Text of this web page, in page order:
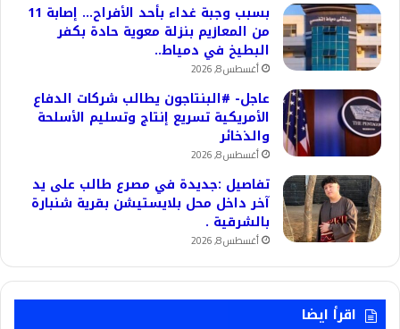
بسبب وجبة غداء بأحد الأفراح… إصابة 11
من المعازيم بنزلة معوية حادة بكفر
البطيخ في دمياط..
أغسطس 8, 2026
عاجل- #البنتاجون يطالب شركات الدفاع
الأمريكية تسريع إنتاج وتسليم الأسلحة
والذخائر
أغسطس 8, 2026
تفاصيل :جديدة في مصرع طالب على يد
آخر داخل محل بلايستيشن بقرية شنبارة
بالشرقية .
أغسطس 8, 2026
اقرأ ايضا